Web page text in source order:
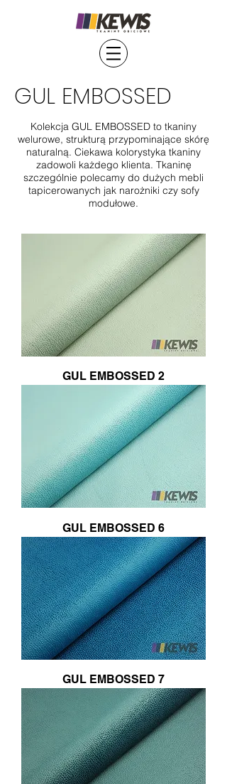
GUL EMBOSSED
Kolekcja GUL EMBOSSED to tkaniny
welurowe, strukturą przypominające skórę
naturalną. Ciekawa kolorystyka tkaniny
zadowoli każdego klienta. Tkaninę
szczególnie polecamy do dużych mebli
tapicerowanych jak narożniki czy sofy
modułowe.
GUL EMBOSSED 2
GUL EMBOSSED 6
GUL EMBOSSED 7